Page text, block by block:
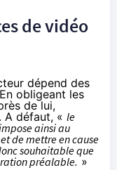
de vidéo
dépend des
obligeant les
de lui,
A défaut, « le
ainsi au
de mettre en cause
souhaitable que
préalable. »